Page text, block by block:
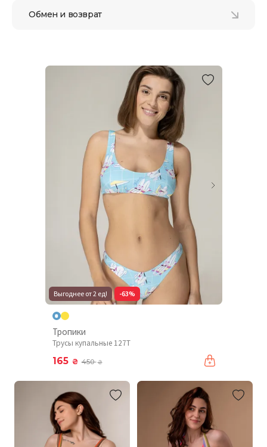
Обмен и возврат
Выгоднее от 2 ед! -63%
Тропики
Трусы купальные 127T
165 ₴ 450₴